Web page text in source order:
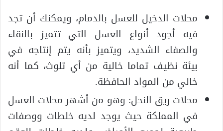
محلات الدخيل للعسل بالدمام، ويمكنك أن تجد
فيه أجود أنواع العسل التي تتميز بالنقاء
والصفاء الشديد، ويتميز بأنه يتم إنتاجه في
بيئة نظيف تماما خالية من أي تلوث، كما أنه
خالي من المواد الحافظة.
محلات ريق النحل: وهو من أشهر محلات العسل
في المملكة حيث يوجد لديه خلطات ووصفات